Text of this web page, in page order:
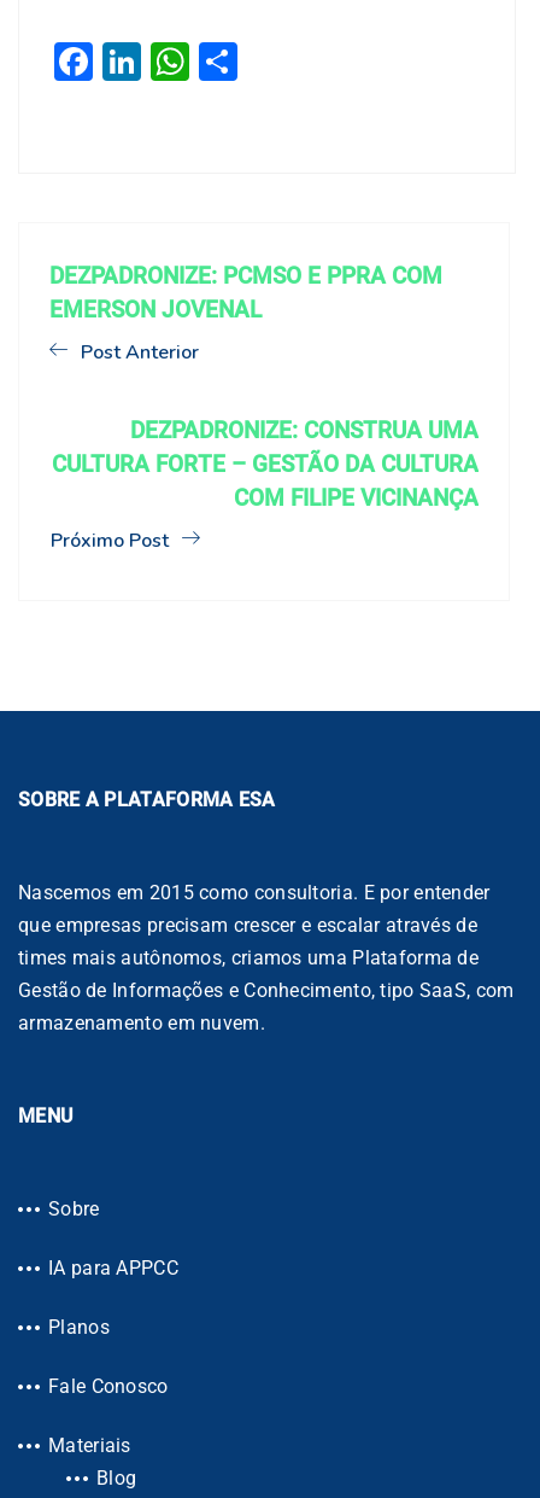
Facebook
LinkedIn
WhatsApp
DEZPADRONIZE: PCMSO E PPRA COM
EMERSON JOVENAL
Post Anterior
DEZPADRONIZE: CONSTRUA UMA
CULTURA FORTE – GESTÃO DA CULTURA
COM FILIPE VICINANÇA
Próximo Post
SOBRE A PLATAFORMA ESA
Nascemos em 2015 como consultoria. E por entender
que empresas precisam crescer e escalar através de
times mais autônomos, criamos uma Plataforma de
Gestão de Informações e Conhecimento, tipo SaaS, com
armazenamento em nuvem.
MENU
Sobre
IA para APPCC
Planos
Fale Conosco
Materiais
Blog